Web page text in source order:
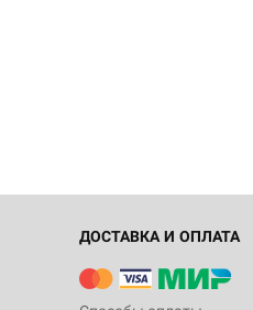
ДОСТАВКА И ОПЛАТА